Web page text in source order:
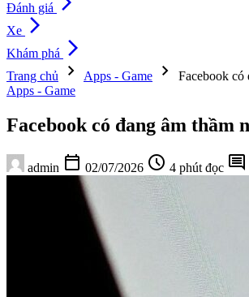
Đánh giá
Xe arrow_forward_ios
Khám phá arrow_forward_ios
Trang chủ chevron_right Apps - Game chevron_right
Facebook có
Apps - Game
Facebook có đang âm thầm
admin calendar_today 02/07/2026 schedule 4 phút đọc comment